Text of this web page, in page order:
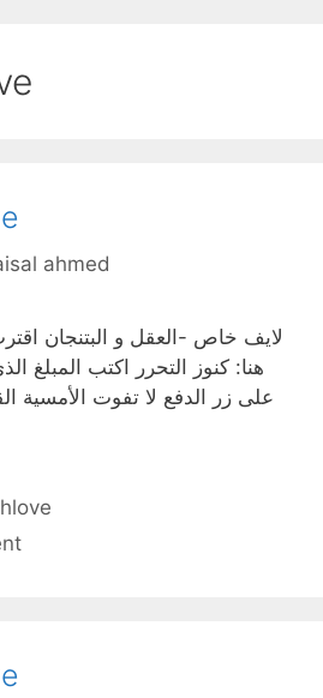
ahmed
لايف خاص -العقل و البتنجان
هنا: كنوز التحرر اكتب المبلغ
على زر الدفع لا تفوت الأمسية